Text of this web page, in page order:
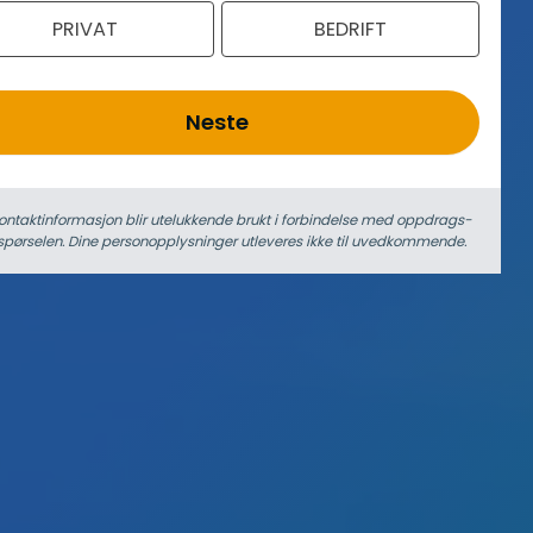
PRIVAT BEDRIFT
Neste
blir utelukkende brukt i forbindelse med oppdrags­
Dine person­­opplysninger utleveres ikke til uvedkommende.